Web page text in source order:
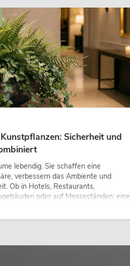
Sicherheit und
lebendig. Sie schaffen eine
verbessern das Ambiente und
Ob in Hotels, Restaurants,
oder auf Messeständen: eine
gehört heute längst zum modernen